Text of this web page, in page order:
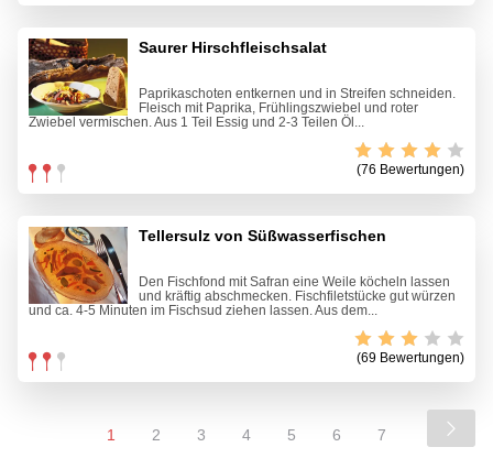
Saurer Hirschfleischsalat
Paprikaschoten entkernen und in Streifen schneiden.
Fleisch mit Paprika, Frühlingszwiebel und roter
Zwiebel vermischen. Aus 1 Teil Essig und 2-3 Teilen Öl...
(76 Bewertungen)
Tellersulz von Süßwasserfischen
Den Fischfond mit Safran eine Weile köcheln lassen
und kräftig abschmecken. Fischfiletstücke gut würzen
und ca. 4-5 Minuten im Fischsud ziehen lassen. Aus dem...
(69 Bewertungen)
1 2 3 4 5 6 7